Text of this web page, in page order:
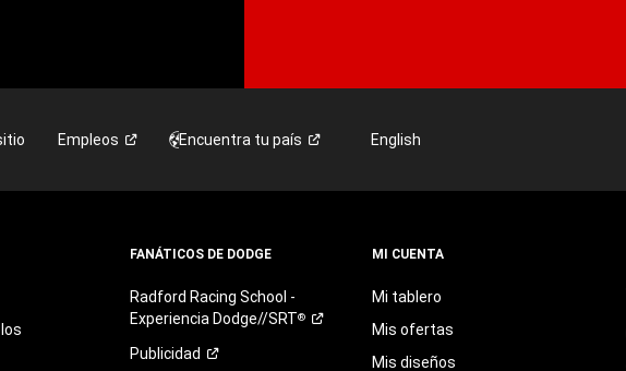
Empleos Encuentra tu país English
FANÁTICOS DE DODGE
Radford Racing School -
Experiencia Dodge//SRT®
Publicidad
MI CUENTA
Mi tablero
Mis ofertas
Mis diseños